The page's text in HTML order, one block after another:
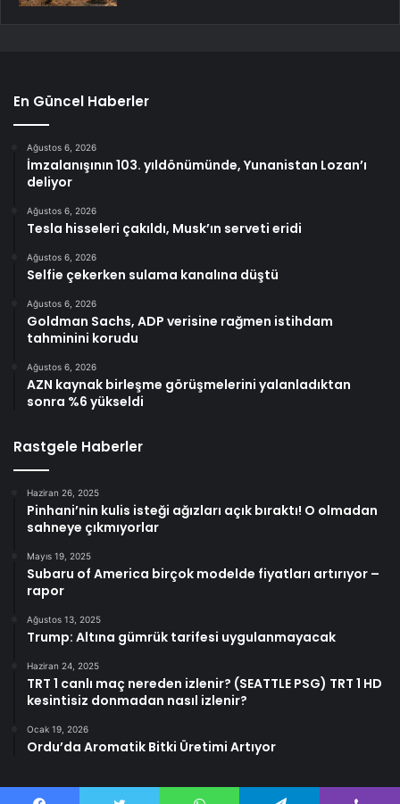
En Güncel Haberler
Ağustos 6, 2026
İmzalanışının 103. yıldönümünde, Yunanistan Lozan’ı
deliyor
Ağustos 6, 2026
Tesla hisseleri çakıldı, Musk’ın serveti eridi
Ağustos 6, 2026
Selfie çekerken sulama kanalına düştü
Ağustos 6, 2026
Goldman Sachs, ADP verisine rağmen istihdam
tahminini korudu
Ağustos 6, 2026
AZN kaynak birleşme görüşmelerini yalanladıktan
sonra %6 yükseldi
Rastgele Haberler
Haziran 26, 2025
Pinhani’nin kulis isteği ağızları açık bıraktı! O olmadan
sahneye çıkmıyorlar
Mayıs 19, 2025
Subaru of America birçok modelde fiyatları artırıyor –
rapor
Ağustos 13, 2025
Trump: Altına gümrük tarifesi uygulanmayacak
Haziran 24, 2025
TRT 1 canlı maç nereden izlenir? (SEATTLE PSG) TRT 1 HD
kesintisiz donmadan nasıl izlenir?
Ocak 19, 2026
Ordu’da Aromatik Bitki Üretimi Artıyor